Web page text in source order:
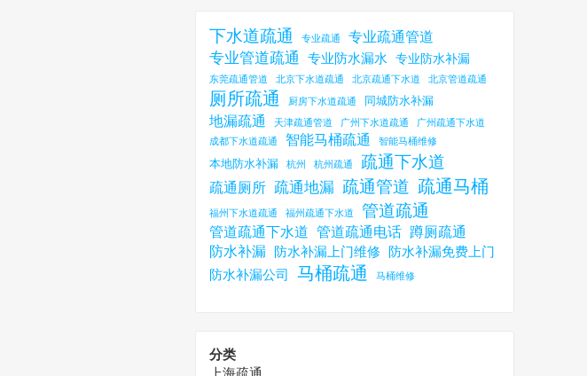
下水道疏通 专业疏通 专业疏通管道
专业管道疏通 专业防水漏水 专业防水补漏
东莞疏通管道 北京下水道疏通 北京疏通下水道 北京管道疏通
厕所疏通 厨房下水道疏通 同城防水补漏
地漏疏通 天津疏通管道 广州下水道疏通
广州疏通下水道
成都下水道疏通
智能马桶疏通 智能马桶维修
本地防水补漏 杭州 杭州疏通 疏通下水道
疏通厕所 疏通地漏 疏通管道 疏通马桶
福州下水道疏通 福州疏通下水道 管道疏通
管道疏通下水道 管道疏通电话 蹲厕疏通
防水补漏 防水补漏上门维修
防水补漏免费上门
防水补漏公司
马桶疏通 马桶维修
分类